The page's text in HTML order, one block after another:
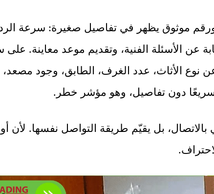
موثوق يظهر في تفاصيل صغيرة: سرعة
عن الأسئلة الفنية، وتقديم موعد معاينة. على
الأثاث، عدد الغرف، الطابق، وجود مصعد،
دون تفاصيل، وهو مؤشر خطر.
بالاتصال، بل يقيّم طريقة التواصل نفسها. لأن